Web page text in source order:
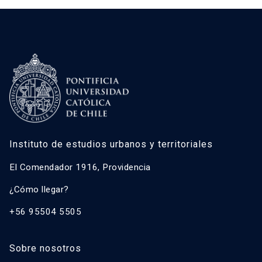
Instituto de estudios urbanos y territoriales
El Comendador 1916, Providencia
¿Cómo llegar?
+56 95504 5505
Sobre nosotros